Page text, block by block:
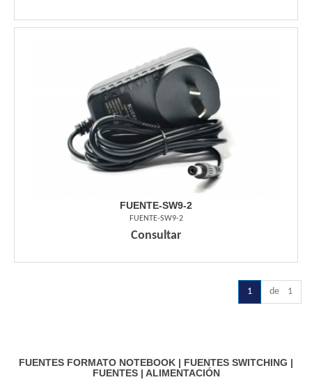
FUENTE-SW9-2
FUENTE-SW9-2
Consultar
1 de 1
FUENTES FORMATO NOTEBOOK | FUENTES SWITCHING |
FUENTES| ALIMENTACIÓN